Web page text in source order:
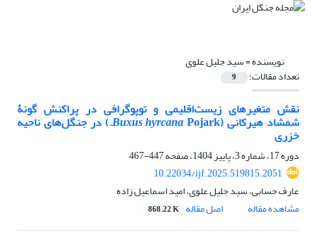
نویسنده =سید جلیل علوی
تعداد مقالات: 9
نقش متغیرهای زیست‌اقلیمی و توپوگرافی در پراکنش گونۀ
شمشاد هیرکانی ( Buxus hyrcanaPojark.) در جنگل‌های ناحیه
خزری
دوره 17، شماره 3، پاییز 1404، صفحه
447-467
10.22034/ijf.2025.519815.2051
عارف حسابی، سید جلیل علوی، امید اسماعیل زاده
مشاهده مقاله
اصل مقاله 868.22 K